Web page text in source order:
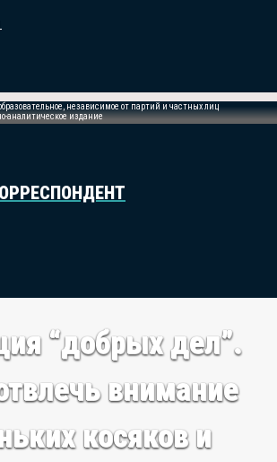
независимое от партий и частных лиц
аналитическое издание
“добрых дел”.
внимание
косяков и